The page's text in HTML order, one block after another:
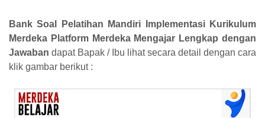
Bank Soal Pelatihan Mandiri Implementasi Kurikulum
Merdeka Platform Merdeka Mengajar Lengkap dengan
Jawaban dapat Bapak / Ibu lihat secara detail dengan cara
klik gambar berikut :